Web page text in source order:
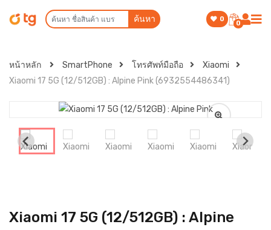
ค้นหา 0
0
หน้าหลัก SmartPhone โทรศัพท์มือถือ
Xiaomi
Xiaomi 17 5G (12/512GB) : Alpine Pink (6932554486341)
Xiaomi 17 5G (12/512GB) : Alpine